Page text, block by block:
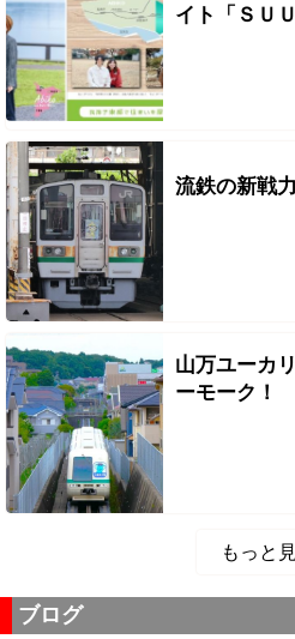
イト「ＳＵ
流鉄の新戦
山万ユーカ
ーモーク！
もっと
ブログ